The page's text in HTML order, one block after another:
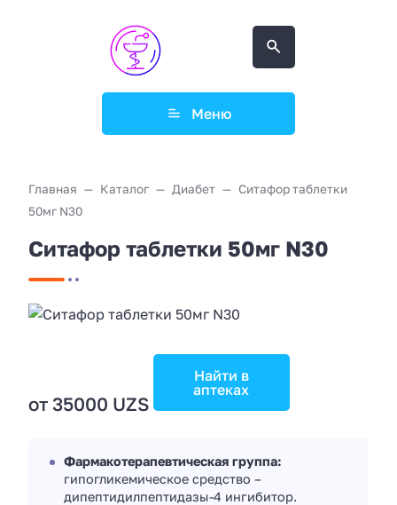
Меню
Главная Каталог Диабет
Ситафор таблетки
50мг N30
Ситафор таблетки 50мг N30
от 35000 UZS
Найти в
аптеках
Фармакотерапевтическая группа:
гипогликемическое средство –
дипептидилпептидазы-4 ингибитор.